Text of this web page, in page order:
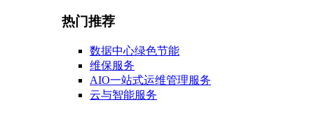
热门推荐
数据中心绿色节能
维保服务
AIO一站式运维管理服务
云与智能服务